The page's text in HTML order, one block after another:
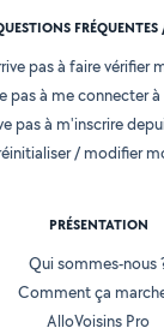
pas à faire vérifier
pas à me connecter
pas à m'inscrire
/ modifier
PRÉSENTATION
Qui sommes-nous
Comment ça
AlloVoisins Pro